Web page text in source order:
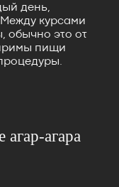
день,
курсами
обычно это от
примы пищи
агара